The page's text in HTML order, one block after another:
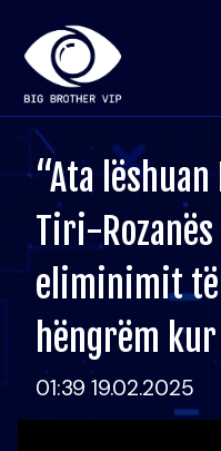
“Ata
Tiri-
eliminimit të
hëngrëm
01:39 19.02.2025